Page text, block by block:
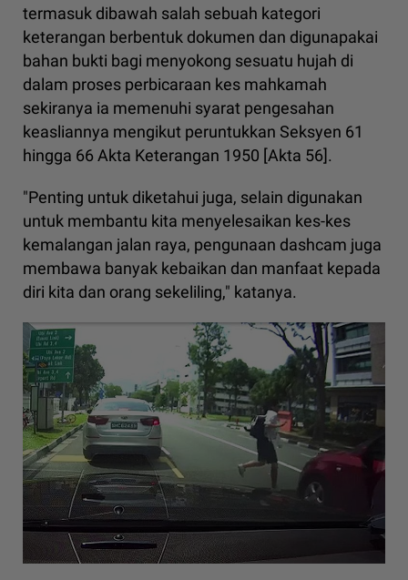
termasuk dibawah salah sebuah kategori
keterangan berbentuk dokumen dan digunapakai
bahan bukti bagi menyokong sesuatu hujah di
dalam proses perbicaraan kes mahkamah
sekiranya ia memenuhi syarat pengesahan
keasliannya mengikut peruntukkan Seksyen 61
hingga 66 Akta Keterangan 1950 [Akta 56].
"Penting untuk diketahui juga, selain digunakan
untuk membantu kita menyelesaikan kes-kes
kemalangan jalan raya, pengunaan dashcam juga
membawa banyak kebaikan dan manfaat kepada
diri kita dan orang sekeliling," katanya.